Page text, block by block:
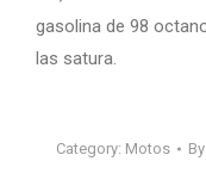
gasolina de 98
las satura.
Category: Motos By